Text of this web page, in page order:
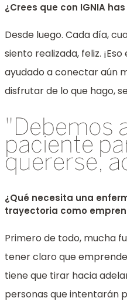
¿Crees que con IGNIA
Desde luego. Cada día,
siento realizada, feliz.
ayudado a conectar aún
disfrutar de lo que hago,
"Debemos
paciente
quererse,
¿Qué necesita una
trayectoria como
Primero de todo, mucha
tener claro que
tiene que tirar hacia
personas que intentarán